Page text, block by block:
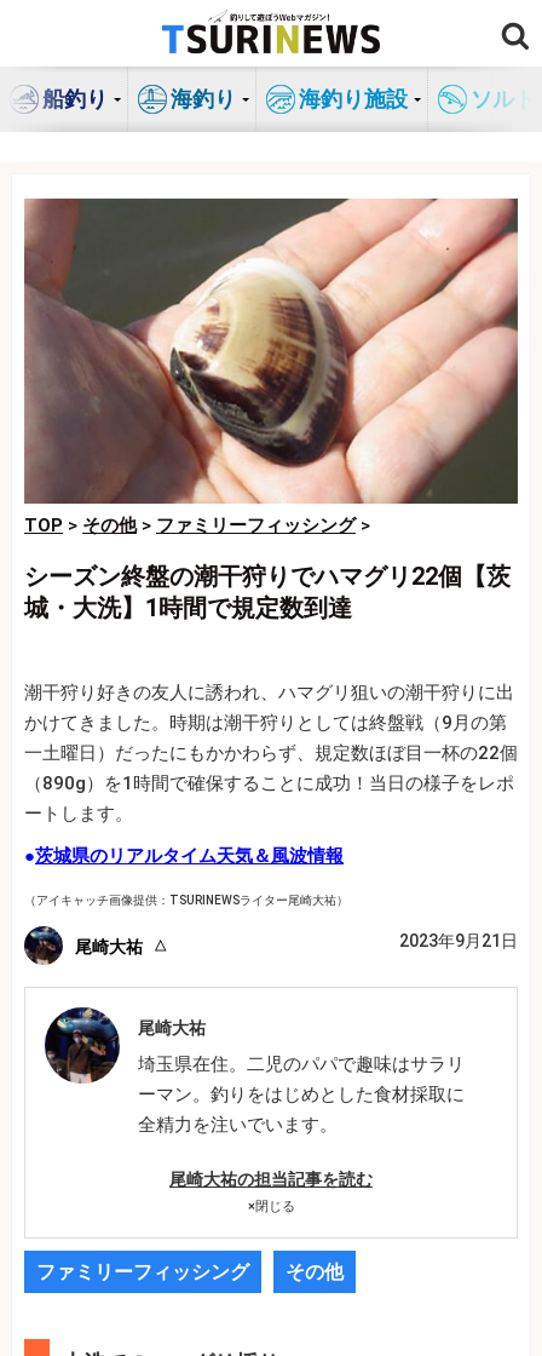
ン
船釣り 海釣り 海釣り施設 ソル
TOP > その他> ファミリーフィッシング>
シーズン終盤の潮干狩りでハマグリ22個【茨
城・大洗】1時間で規定数到達
潮干狩り好きの友人に誘われ、ハマグリ狙いの潮干狩りに出
かけてきました。時期は潮干狩りとしては終盤戦（9月の第
一土曜日）だったにもかかわらず、規定数ほぼ目一杯の22個
（890g）を1時間で確保することに成功！当日の様子をレポ
ートします。
●茨城県のリアルタイム天気＆風波情報
（アイキャッチ画像提供：TSURINEWSライター尾崎大祐）
尾崎大祐 2023年9月21日
尾崎大祐
埼玉県在住。二児のパパで趣味はサラリ
ーマン。釣りをはじめとした食材採取に
全精力を注いでいます。
尾崎大祐の担当記事を読む
×閉じる
ファミリーフィッシング その他